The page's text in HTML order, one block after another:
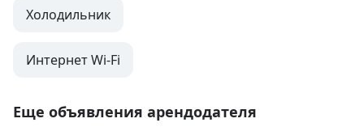
Холодильник
Интернет Wi-Fi
Еще объявления арендодателя